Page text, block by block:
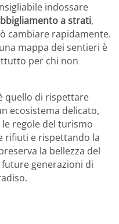
indossare
a strati,
cambiare rapidamente.
mappa dei sentieri è
per chi non
quello di rispettare
ecosistema delicato,
regole del turismo
rifiuti e rispettando la
la bellezza del
generazioni di